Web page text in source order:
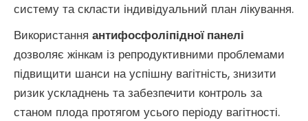
систему та скласти індивідуальний план лікування.
Використання антифосфоліпідної панелі
дозволяє жінкам із репродуктивними проблемами
підвищити шанси на успішну вагітність, знизити
ризик ускладнень та забезпечити контроль за
станом плода протягом усього періоду вагітності.